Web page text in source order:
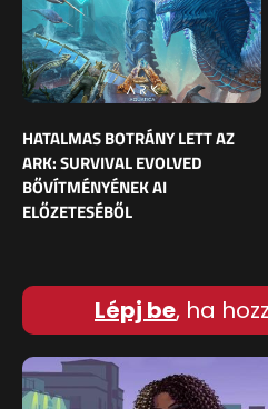
HATALMAS BOTRÁNY LETT AZ
ARK: SURVIVAL EVOLVED
BŐVÍTMÉNYÉNEK AI
ELŐZETESÉBŐL
Lépj be, ha